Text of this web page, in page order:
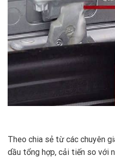
Theo chia sẻ từ các chuyên
dầu tổng hợp, cải tiến so với